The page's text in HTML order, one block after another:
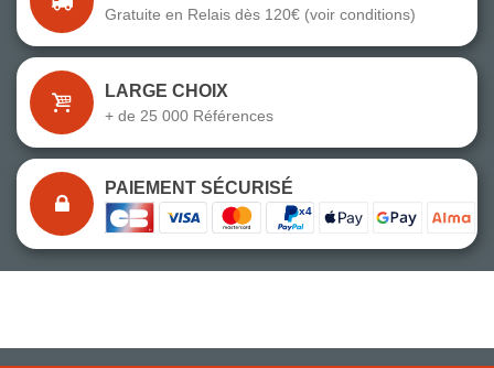
Gratuite en Relais dès 120€ (voir conditions)
LARGE CHOIX
+ de 25 000 Références
PAIEMENT SÉCURISÉ